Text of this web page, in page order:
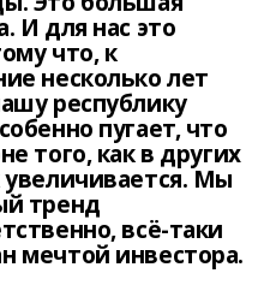
И для нас это
что, к
несколько лет
республику
пугает, что
того, как в других
увеличивается. Мы
тренд
всё-таки
мечтой инвестора.